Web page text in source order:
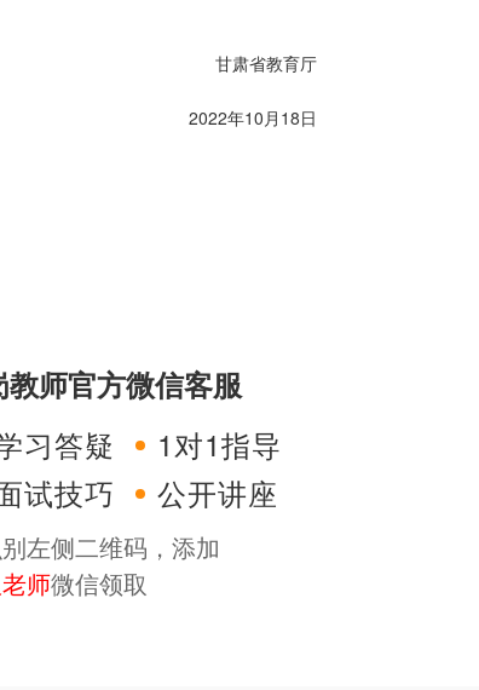
甘肃省教育厅
2022年10月18日
师官方微信客服
习答疑
1对1指导
试技巧
公开讲座
左侧二维码，添加
师微信领取